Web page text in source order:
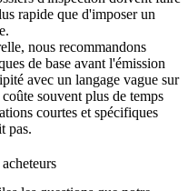
rapide que d'imposer un
nous recommandons
de base avant l'émission
avec un langage vague sur
souvent plus de temps
courtes et spécifiques
pas.